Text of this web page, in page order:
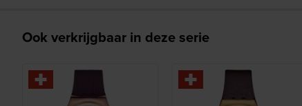
Ook verkrijgbaar in deze serie